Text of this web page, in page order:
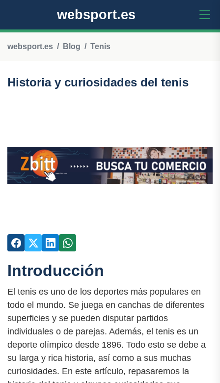
websport.es
websport.es Blog Tenis
Historia y curiosidades del tenis
Introducción
El tenis es uno de los deportes más populares en
todo el mundo. Se juega en canchas de diferentes
superficies y se pueden disputar partidos
individuales o de parejas. Además, el tenis es un
deporte olímpico desde 1896. Todo esto se debe a
su larga y rica historia, así como a sus muchas
curiosidades. En este artículo, repasaremos la